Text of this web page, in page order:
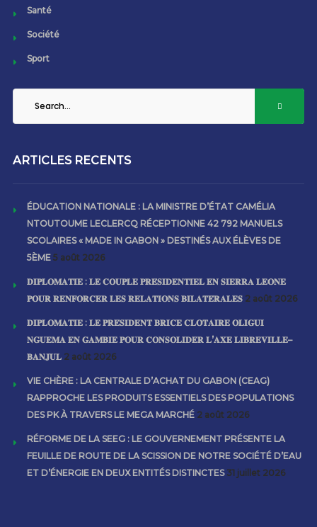
Santé
Société
Sport
ARTICLES RECENTS
ÉDUCATION NATIONALE : LA MINISTRE D’ÉTAT CAMÉLIA
NTOUTOUME LECLERCQ RÉCEPTIONNE 42 792 MANUELS
SCOLAIRES « MADE IN GABON » DESTINÉS AUX ÉLÈVES DE
5ÈME 5 août 2026
𝐃𝐈𝐏𝐋𝐎𝐌𝐀𝐓𝐈𝐄 : 𝐋𝐄 𝐂𝐎𝐔𝐏𝐋𝐄 𝐏𝐑𝐄́𝐒𝐈𝐃𝐄𝐍𝐓𝐈𝐄𝐋 𝐄𝐍 𝐒𝐈𝐄𝐑𝐑𝐀 𝐋𝐄𝐎𝐍𝐄
𝐏𝐎𝐔𝐑 𝐑𝐄𝐍𝐅𝐎𝐑𝐂𝐄𝐑 𝐋𝐄𝐒 𝐑𝐄𝐋𝐀𝐓𝐈𝐎𝐍𝐒 𝐁𝐈𝐋𝐀𝐓𝐄́𝐑𝐀𝐋𝐄𝐒 2 août 2026
𝐃𝐈𝐏𝐋𝐎𝐌𝐀𝐓𝐈𝐄 : 𝐋𝐄 𝐏𝐑𝐄́𝐒𝐈𝐃𝐄𝐍𝐓 𝐁𝐑𝐈𝐂𝐄 𝐂𝐋𝐎𝐓𝐀𝐈𝐑𝐄 𝐎𝐋𝐈𝐆𝐔𝐈
𝐍𝐆𝐔𝐄𝐌𝐀 𝐄𝐍 𝐆𝐀𝐌𝐁𝐈𝐄 𝐏𝐎𝐔𝐑 𝐂𝐎𝐍𝐒𝐎𝐋𝐈𝐃𝐄𝐑 𝐋’𝐀𝐗𝐄 𝐋𝐈𝐁𝐑𝐄𝐕𝐈𝐋𝐋𝐄–
𝐁𝐀𝐍𝐉𝐔𝐋 2 août 2026
VIE CHÈRE : LA CENTRALE D’ACHAT DU GABON (CEAG)
RAPPROCHE LES PRODUITS ESSENTIELS DES POPULATIONS
DES PK À TRAVERS LE MEGA MARCHÉ 2 août 2026
RÉFORME DE LA SEEG : LE GOUVERNEMENT PRÉSENTE LA
FEUILLE DE ROUTE DE LA SCISSION DE NOTRE SOCIÉTÉ D’EAU
ET D’ÉNERGIE EN DEUX ENTITÉS DISTINCTES 31 juillet 2026